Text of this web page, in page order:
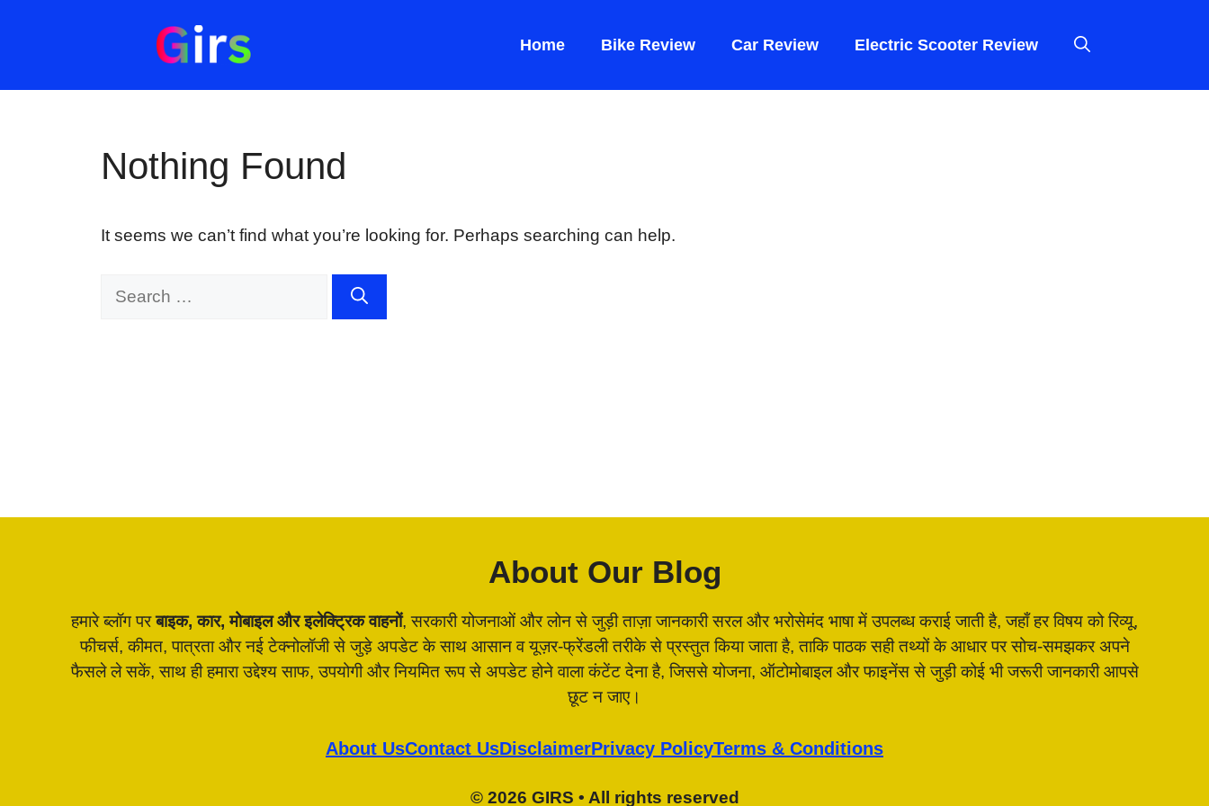
Home Bike Review Car Review Electric Scooter Review
Nothing Found
It seems we can’t find what you’re looking for. Perhaps searching can help.
About Our Blog
हमारे ब्लॉग परबाइक, कार, मोबाइल और इलेक्ट्रिक वाहनों, सरकारी योजनाओं और लोन से जुड़ी ताज़ा जानकारी सरल और भरोसेमंद भाषा में उपलब्ध कराई जाती है, जहाँ हर विषय को रिव्यू,
फीचर्स, कीमत, पात्रता और नई टेक्नोलॉजी से जुड़े अपडेट के साथ आसान व यूज़र-फ्रेंडली तरीके से प्रस्तुत किया जाता है, ताकि पाठक सही तथ्यों के आधार पर सोच-समझकर अपने
फैसले ले सकें, साथ ही हमारा उद्देश्य साफ, उपयोगी और नियमित रूप से अपडेट होने वाला कंटेंट देना है, जिससे योजना, ऑटोमोबाइल और फाइनेंस से जुड़ी कोई भी जरूरी जानकारी आपसे
छूट न जाए।
About UsContact UsDisclaimerPrivacy PolicyTerms & Conditions
© 2026 GIRS • All rights reserved